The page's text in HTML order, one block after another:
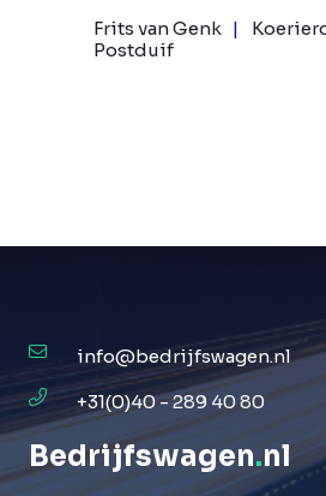
Frits van Genk
Postduif
info@bedrijfswagen.nl
+31(0)40 - 289 40 80
Bedrijfswagen.nl